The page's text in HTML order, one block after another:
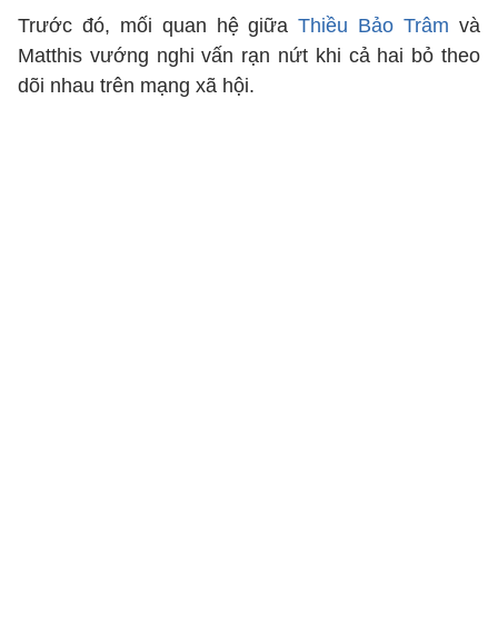
Trước đó, mối quan hệ giữaThiều Bảo Trâm và
Matthis vướng nghi vấn rạn nứt khi cả hai bỏ theo
dõi nhau trên mạng xã hội.